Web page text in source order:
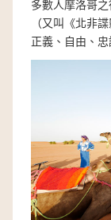
多數人摩洛哥
（又叫《北非
正義、自由、